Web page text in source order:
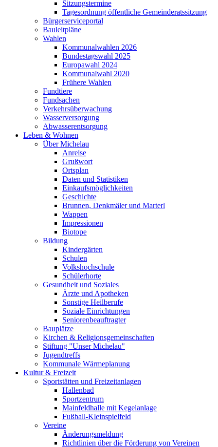
Sitzungstermine
Tagesordnung öffentliche Gemeinderatssitzung
Bürgerserviceportal
Bauleitpläne
Wahlen
Kommunalwahlen 2026
Bundestagswahl 2025
Europawahl 2024
Kommunalwahl 2020
Frühere Wahlen
Fundtiere
Fundsachen
Verkehrsüberwachung
Wasserversorgung
Abwasserentsorgung
Leben & Wohnen
Über Michelau
Anreise
Grußwort
Ortsplan
Daten und Statistiken
Einkaufsmöglichkeiten
Geschichte
Brunnen, Denkmäler und Marterl
Wappen
Impressionen
Biotope
Bildung
Kindergärten
Schulen
Volkshochschule
Schülerhorte
Gesundheit und Soziales
Ärzte und Apotheken
Sonstige Heilberufe
Soziale Einrichtungen
Seniorenbeauftragter
Bauplätze
Kirchen & Religionsgemeinschaften
Stiftung "Unser Michelau"
Jugendtreffs
Kommunale Wärmeplanung
Kultur & Freizeit
Sportstätten und Freizeitanlagen
Hallenbad
Sportzentrum
Mainfeldhalle mit Kegelanlage
Fußball-Kleinspielfeld
Vereine
Änderungsmeldung
Richtlinien über die Förderung von Vereinen